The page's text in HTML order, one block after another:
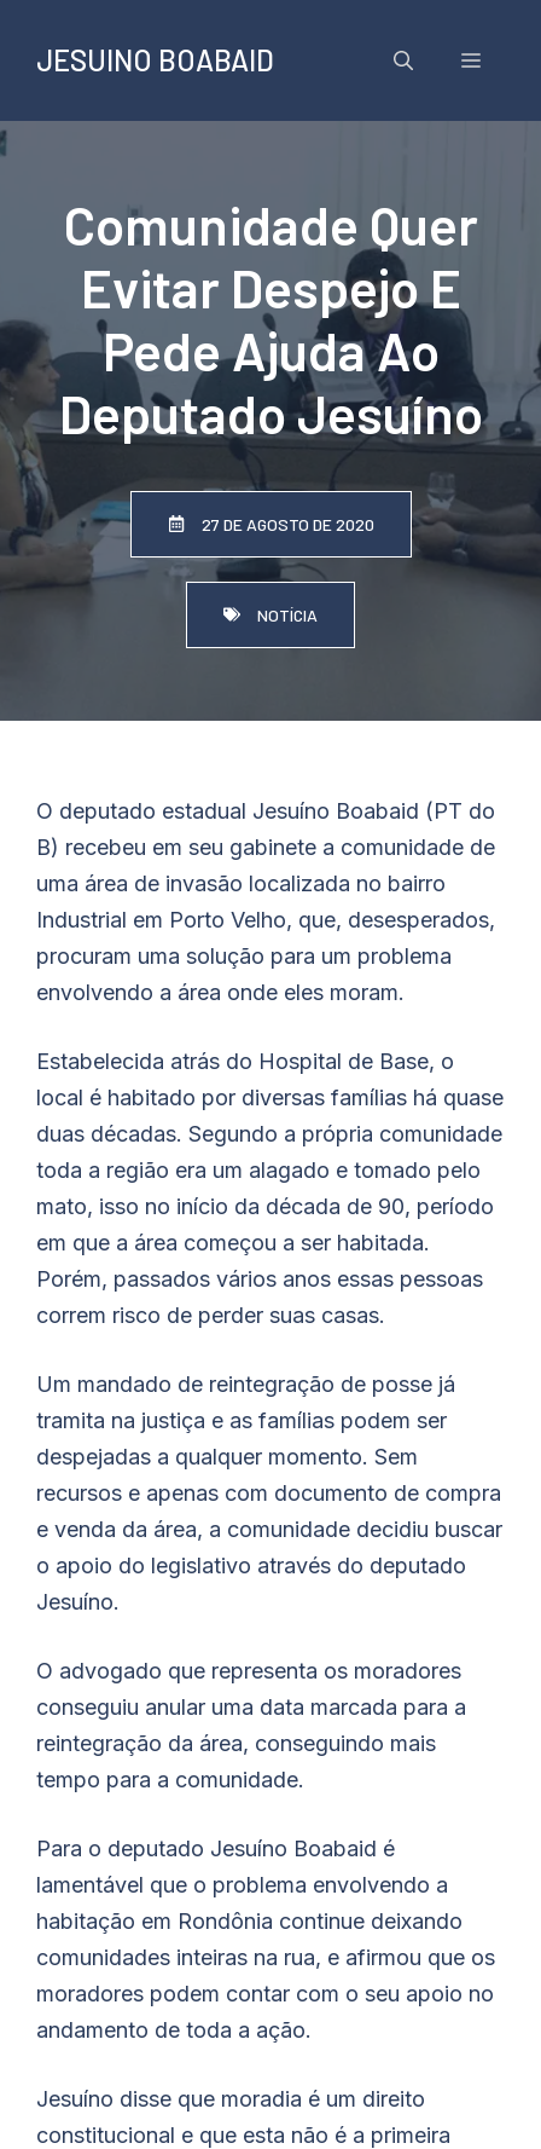
conteúdo
JESUINO BOABAID Menu
Comunidade Quer
Evitar Despejo E
Pede Ajuda Ao
Deputado Jesuíno
27 DE AGOSTO DE 2020
NOTÍCIA
O deputado estadual Jesuíno Boabaid (PT do
B) recebeu em seu gabinete a comunidade de
uma área de invasão localizada no bairro
Industrial em Porto Velho, que, desesperados,
procuram uma solução para um problema
envolvendo a área onde eles moram.
Estabelecida atrás do Hospital de Base, o
local é habitado por diversas famílias há quase
duas décadas. Segundo a própria comunidade
toda a região era um alagado e tomado pelo
mato, isso no início da década de 90, período
em que a área começou a ser habitada.
Porém, passados vários anos essas pessoas
correm risco de perder suas casas.
Um mandado de reintegração de posse já
tramita na justiça e as famílias podem ser
despejadas a qualquer momento. Sem
recursos e apenas com documento de compra
e venda da área, a comunidade decidiu buscar
o apoio do legislativo através do deputado
Jesuíno.
O advogado que representa os moradores
conseguiu anular uma data marcada para a
reintegração da área, conseguindo mais
tempo para a comunidade.
Para o deputado Jesuíno Boabaid é
lamentável que o problema envolvendo a
habitação em Rondônia continue deixando
comunidades inteiras na rua, e afirmou que os
moradores podem contar com o seu apoio no
andamento de toda a ação.
Jesuíno disse que moradia é um direito
constitucional e que esta não é a primeira